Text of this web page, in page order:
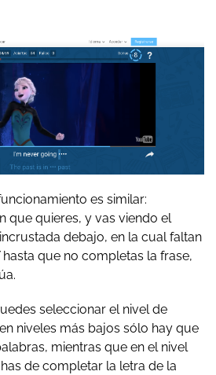
es similar:
que quieres, y vas viendo el
debajo, en la cual faltan
hasta que no completas la frase,
seleccionar el nivel de
niveles más bajos sólo hay que
mientras que en el nivel
de completar la letra de la